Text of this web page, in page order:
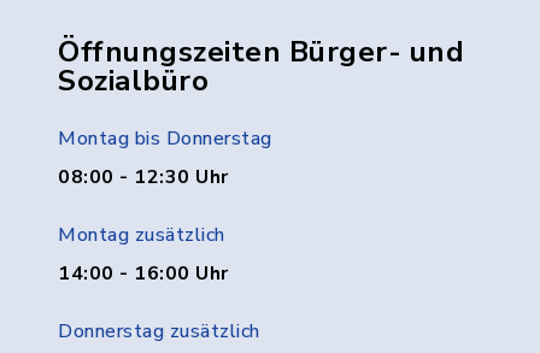
Öffnungszeiten Bürger- und
Sozialbüro
Montag bis Donnerstag
08:00 - 12:30 Uhr
Montag zusätzlich
14:00 - 16:00 Uhr
Donnerstag zusätzlich